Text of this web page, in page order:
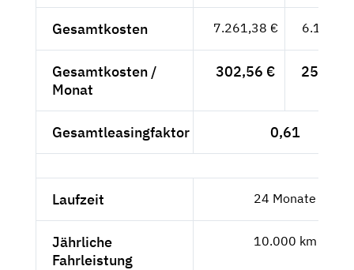
Gesamtkosten 7.261,38 € 6.102,--
Gesamtkosten /
Monat
302,56 € 254,25
Gesamtleasingfaktor 0,61
Laufzeit 24 Monate
Jährliche
Fahrleistung
10.000 km